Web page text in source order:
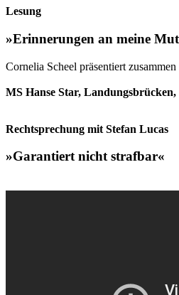
Lesung
»Erinnerungen an meine
Cornelia Scheel präsentiert
MS Hanse Star,
Rechtsprechung mit Stefan Lucas
»Garantiert nicht strafbar«